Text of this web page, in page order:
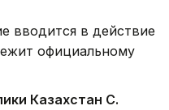
вводится в действие
официальному
Казахстан С.